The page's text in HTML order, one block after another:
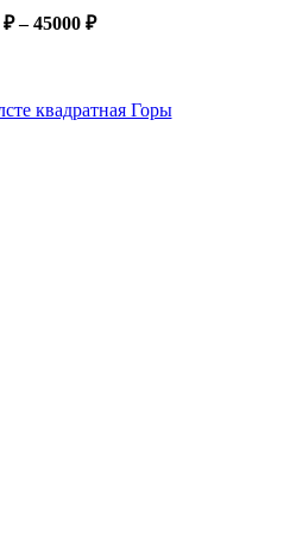
₽ – 45000 ₽Диапазон
45000 ₽